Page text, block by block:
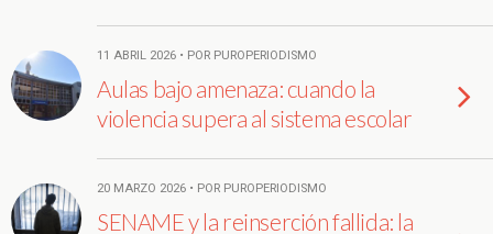
11 ABRIL 2026 • POR PUROPERIODISMO
Aulas bajo amenaza: cuando la
violencia supera al sistema escolar
20 MARZO 2026 • POR PUROPERIODISMO
SENAME y la reinserción fallida: la